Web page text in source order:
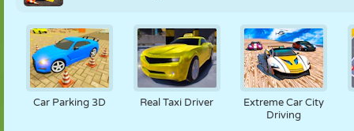
Car Parking 3D Real Taxi Driver
Extreme Car City
Driving